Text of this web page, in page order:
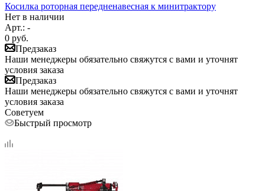
Косилка роторная передненавесная к минитрактору
Нет в наличии
Арт.: -
0 руб.
Предзаказ
Наши менеджеры обязательно свяжутся с вами и уточнят
условия заказа
Предзаказ
Наши менеджеры обязательно свяжутся с вами и уточнят
условия заказа
Советуем
Быстрый просмотр